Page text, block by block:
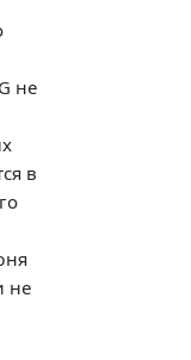
не
в
не